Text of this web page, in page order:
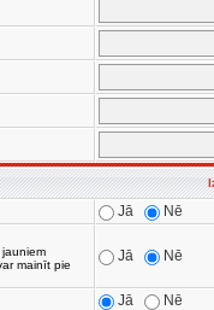
Jā
Nē
mainīt pie
Jā Nē
Jā
Nē